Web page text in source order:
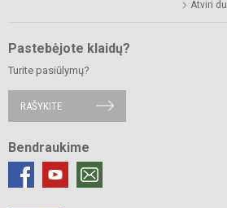
Atviri
Pastebėjote klaidų?
Turite pasiūlymų?
RAŠYKITE
Bendraukime